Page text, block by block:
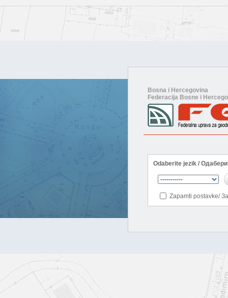
Bosna i Hercegovina
Federacija Bosne i
Odaberite jezik /
Zapamti postavke/